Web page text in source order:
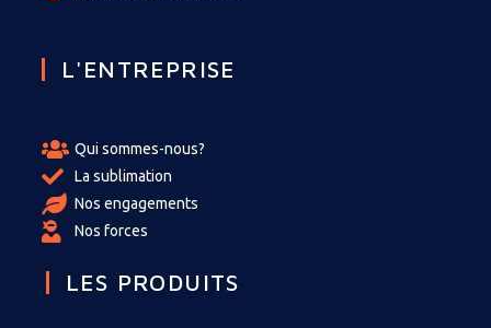
L'ENTREPRISE
Qui sommes-nous?
La sublimation
Nos engagements
Nos forces
LES PRODUITS